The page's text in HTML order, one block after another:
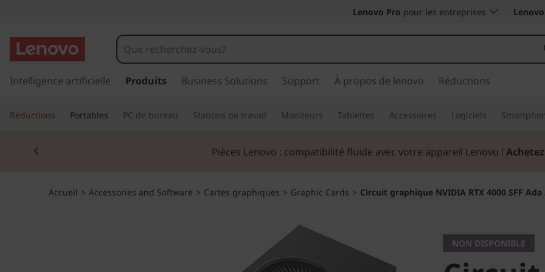
Lenovo Pro pour les entreprises
a
e
Intelligence artificielle Produits Business Solutions Support À propos de lenovo Réductions
Réductions Portables PC de bureau Stations de travail Moniteurs Tablettes Accessoires Logiciels
Pièces Lenovo : compatibilité fluide avec votre appareil Lenovo !
Currently displaying item 2 of 3
Accueil > Accessories and Software > Cartes graphiques > Graphic Cards > Circuit graphique NVIDIA RTX 4000 SFF Ada
NON DISPONIBLE